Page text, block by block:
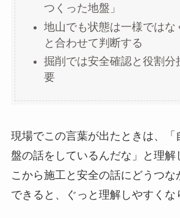
つくった地盤」
地山でも状態は一様ではな
と合わせて判断する
掘削では安全確認と役割分
要
現場でこの言葉が出たときは、「
盤の話をしているんだな」と理解
こから施工と安全の話にどうつな
できると、ぐっと理解しやすくな